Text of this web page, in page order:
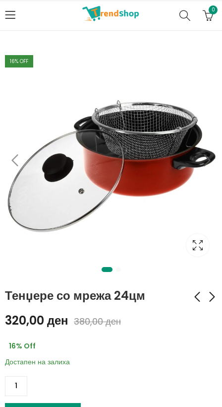
0
16% OFF
Тенџере со мрежа 24цм
320,00 ден 380,00ден
16% Off
Достапен на залиха